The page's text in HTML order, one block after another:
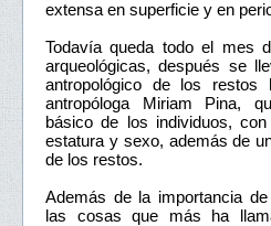
extensa en superficie y en
Todavía queda todo el mes
arqueológicas, después se
antropológico de los
antropóloga Miriam Pina,
básico de los individuos,
estatura y sexo, además de
de los restos.
Además de la importancia
las cosas que más ha